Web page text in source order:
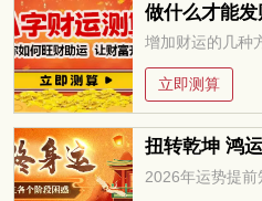
做什么才能发
增加财运的几种
立即测算
扭转乾坤 鸿
2026年运势提前